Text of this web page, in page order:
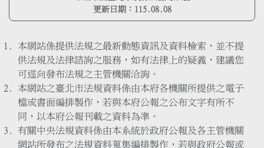
更新日期： 115.08.08
本網站係提供法規之最新動態資訊及資料檢索，並不提
供法規及法律諮詢之服務，如有法律上的疑義，建議您
可逕向發布法規之主管機關洽詢。
本網站之臺北市法規資料係由本府各機關所提供之電子
檔或書面編排製作，若與本府公報之公布文字有所不
同，以本府公報刊載之資料為準。
有關中央法規資料係由本系統於政府公報及各主管機關
網站所發布之法規資料蒐集編排製作，若與政府公報或